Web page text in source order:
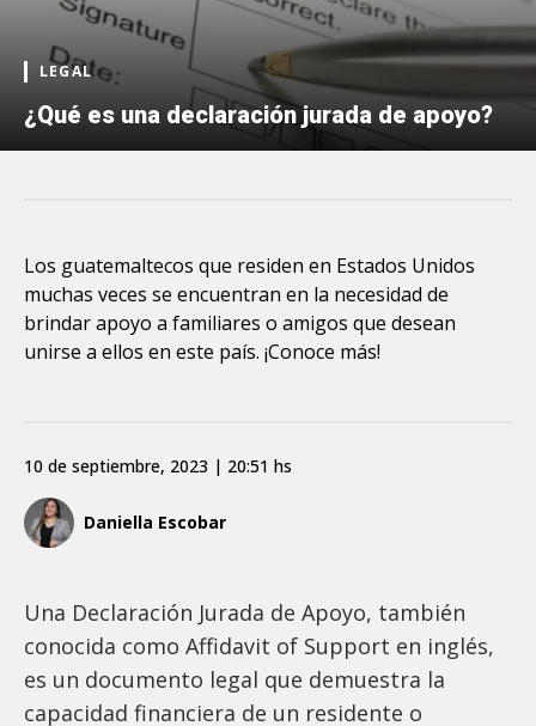
LEGAL
¿Qué es una declaración jurada de apoyo?
Los guatemaltecos que residen en Estados Unidos
muchas veces se encuentran en la necesidad de
brindar apoyo a familiares o amigos que desean
unirse a ellos en este país. ¡Conoce más!
Daniella Escobar
10 de septiembre, 2023 | 20:51 hs
Una Declaración Jurada de Apoyo, también
conocida como Affidavit of Support en inglés,
es un documento legal que demuestra la
capacidad financiera de un residente o